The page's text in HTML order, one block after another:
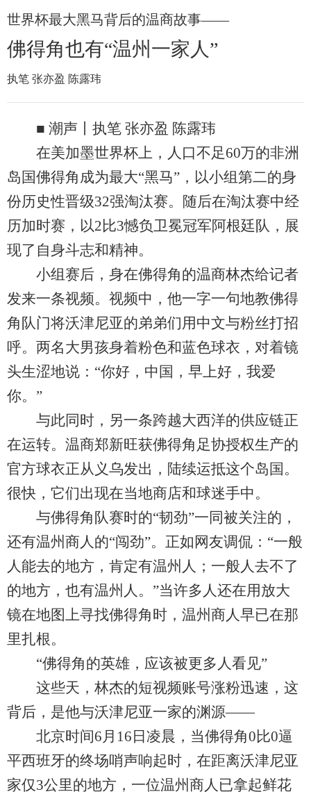
世界杯最大黑马背后的温商故事——
佛得角也有“温州一家人”
执笔 张亦盈 陈露玮
■ 潮声丨执笔 张亦盈 陈露玮
在美加墨世界杯上，人口不足60万的非洲
岛国佛得角成为最大“黑马”，以小组第二的身
份历史性晋级32强淘汰赛。随后在淘汰赛中经
历加时赛，以2比3憾负卫冕冠军阿根廷队，展
现了自身斗志和精神。
小组赛后，身在佛得角的温商林杰给记者
发来一条视频。视频中，他一字一句地教佛得
角队门将沃津尼亚的弟弟们用中文与粉丝打招
呼。两名大男孩身着粉色和蓝色球衣，对着镜
头生涩地说：“你好，中国，早上好，我爱
你。”
与此同时，另一条跨越大西洋的供应链正
在运转。温商郑新旺获佛得角足协授权生产的
官方球衣正从义乌发出，陆续运抵这个岛国。
很快，它们出现在当地商店和球迷手中。
与佛得角队赛时的“韧劲”一同被关注的，
还有温州商人的“闯劲”。正如网友调侃：“一般
人能去的地方，肯定有温州人；一般人去不了
的地方，也有温州人。”当许多人还在用放大
镜在地图上寻找佛得角时，温州商人早已在那
里扎根。
“佛得角的英雄，应该被更多人看见”
这些天，林杰的短视频账号涨粉迅速，这
背后，是他与沃津尼亚一家的渊源——
北京时间6月16日凌晨，当佛得角0比0逼
平西班牙的终场哨声响起时，在距离沃津尼亚
家仅3公里的地方，一位温州商人已拿起鲜花